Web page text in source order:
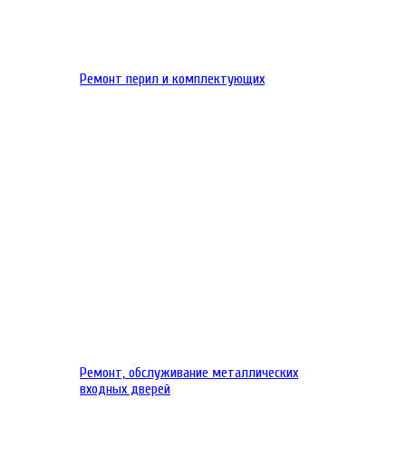
Ремонт перил и комплектующих
Ремонт, обслуживание металлических
входных дверей